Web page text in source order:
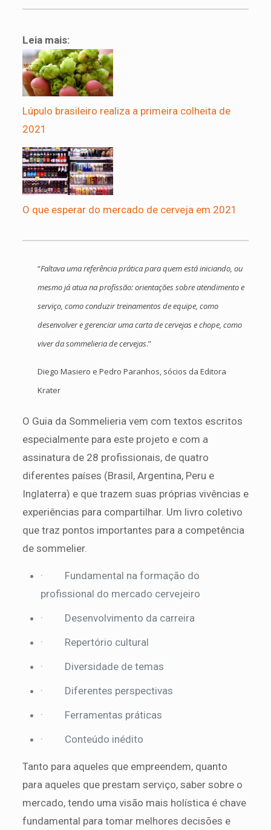
Leia mais:
Lúpulo brasileiro realiza a primeira colheita de
2021
O que esperar do mercado de cerveja em 2021
“Faltava uma referência prática para quem está iniciando, ou
mesmo já atua na profissão: orientações sobre atendimento e
serviço, como conduzir treinamentos de equipe, como
desenvolver e gerenciar uma carta de cervejas e chope, como
viver da sommelieria de cervejas.”
Diego Masiero e Pedro Paranhos, sócios da Editora
Krater
O Guia da Sommelieria vem com textos escritos
especialmente para este projeto e com a
assinatura de 28 profissionais, de quatro
diferentes países (Brasil, Argentina, Peru e
Inglaterra) e que trazem suas próprias vivências e
experiências para compartilhar. Um livro coletivo
que traz pontos importantes para a competência
de sommelier.
· Fundamental na formação do
profissional do mercado cervejeiro
· Desenvolvimento da carreira
· Repertório cultural
· Diversidade de temas
· Diferentes perspectivas
· Ferramentas práticas
· Conteúdo inédito
Tanto para aqueles que empreendem, quanto
para aqueles que prestam serviço, saber sobre o
mercado, tendo uma visão mais holística é chave
fundamental para tomar melhores decisões e